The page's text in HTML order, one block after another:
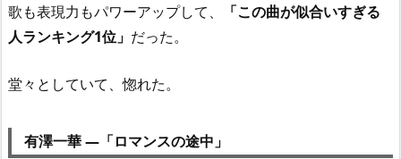
歌も表現力もパワーアップして、
「この曲が似合いすぎる
人ランキング1位」 だった。
堂々としていて、惚れた。
有澤一華 —「ロマンスの途中」